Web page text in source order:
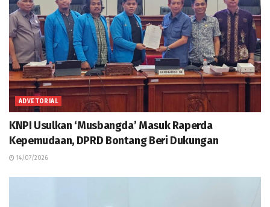
ADVETORIAL
KNPI Usulkan ‘Musbangda’ Masuk Raperda
Kepemudaan, DPRD Bontang Beri Dukungan
14/07/2026